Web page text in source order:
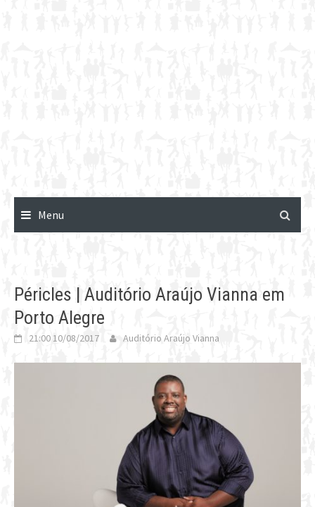
Menu
Péricles | Auditório Araújo Vianna em
Porto Alegre
21:00 10/08/2017 Auditório Araújo Vianna